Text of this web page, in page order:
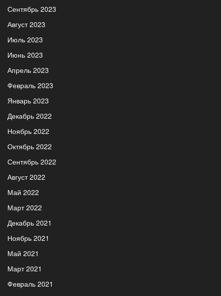
Сентябрь 2023
Август 2023
Июль 2023
Июнь 2023
Апрель 2023
Февраль 2023
Январь 2023
Декабрь 2022
Ноябрь 2022
Октябрь 2022
Сентябрь 2022
Август 2022
Май 2022
Март 2022
Декабрь 2021
Ноябрь 2021
Май 2021
Март 2021
Февраль 2021